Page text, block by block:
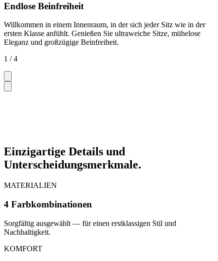
Endlose Beinfreiheit
Willkommen in einem Innenraum, in der sich jeder Sitz wie in der
ersten Klasse anfühlt. Genießen Sie ultraweiche Sitze, mühelose
Eleganz und großzügige Beinfreiheit.
1 / 4
Einzigartige Details und
Unterscheidungsmerkmale.
MATERIALIEN
4 Farbkombinationen
Sorgfältig ausgewählt — für einen erstklassigen Stil und
Nachhaltigkeit.
KOMFORT